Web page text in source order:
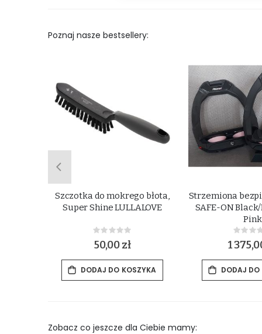
Poznaj nasze bestsellery:
Szczotka do mokrego błota,
Super Shine LULLALOVE
Rating:
0%
50,00 zł
DODAJ DO KOSZYKA
Strzemiona
SAFE-ON
Pink
0%
1
DODAJ
Zobacz co jeszcze dla Ciebie mamy: